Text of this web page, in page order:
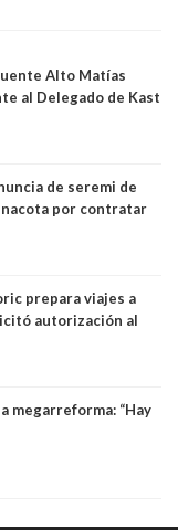
Alto Matías
al Delegado de Kast
de seremi de
por contratar
con 47 kilos de
prepara viajes a
autorización al
megarreforma: “Hay